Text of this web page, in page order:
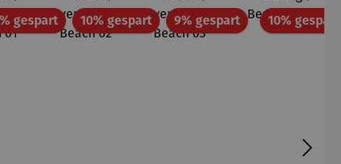
gespartRabatt10% gespartRabatt9% gespartRabatt10% gespart